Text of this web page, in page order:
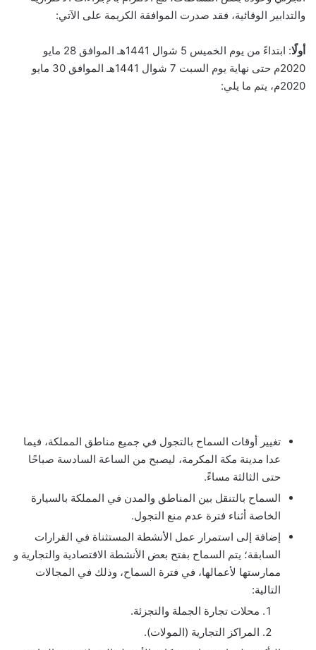
والتدابير الوقائية، فقد صدرت الموافقة الكريمة على الآتي:
أولًا
: ابتداءً من يوم الخميس 5 شوال 1441هـ الموافق 28 مايو
2020م حتى نهاية يوم السبت 7 شوال 1441هـ الموافق 30 مايو
2020م، يتم ما يلي:
تغيير أوقات السماح بالتجول في جميع مناطق المملكة، فيما
عدا مدينة مكة المكرمة، ليصبح من الساعة السادسة صباحًا
حتى الثالثة مساءً.
السماح بالتنقل بين المناطق والمدن في المملكة بالسيارة
الخاصة أثناء فترة عدم منع التجول.
إضافة إلى استمرار عمل الأنشطة المستثناة في القرارات
السابقة؛ يتم السماح بفتح بعض الأنشطة الاقتصادية والتجارية و
ممارستها لأعمالها، في فترة السماح، وذلك في المجالات
التالية:
محلات تجارة الجملة والتجزئة.
المراكز التجارية (المولات).